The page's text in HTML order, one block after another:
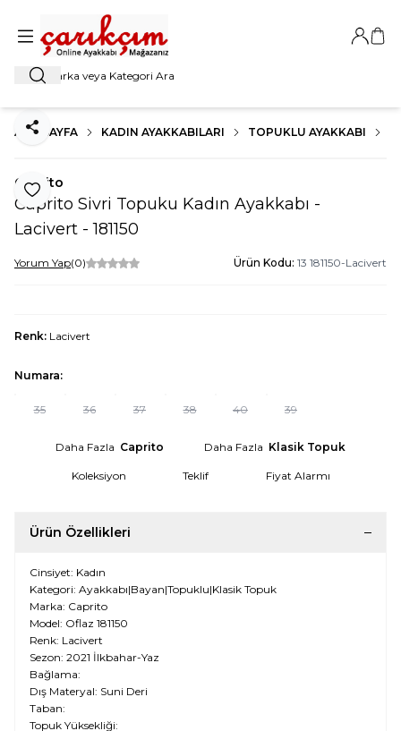
Ara
Giriş
ANA SAYFA KADIN AYAKKABILARI TOPUKLU AYAKKABI
Favoriye Ekle
Paylaş
Caprito
Caprito Sivri Topuku Kadın Ayakkabı -
Lacivert - 181150
Yorum Yap(0) Ürün Kodu: 13 181150-Lacivert
Renk: Lacivert
Numara:
35 36 37 38 40 39
Daha Fazla Caprito Daha Fazla Klasik Topuk
Koleksiyon Teklif Fiyat Alarmı
Ürün Özellikleri
Cinsiyet: Kadın
Kategori: Ayakkabı|Bayan|Topuklu|Klasik Topuk
Marka: Caprito
Model: Oflaz 181150
Renk: Lacivert
Sezon: 2021 İlkbahar-Yaz
Bağlama:
Dış Materyal: Suni Deri
Taban:
Topuk Yüksekliği: